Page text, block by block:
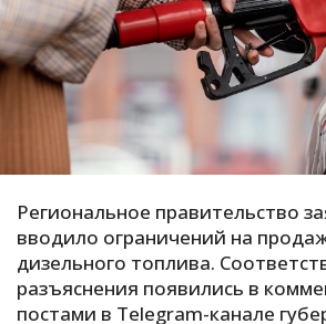
К
Региональное правительство
вводило ограничений на
дизельного топлива.
разъяснения появились в
постами в Telegram-канале